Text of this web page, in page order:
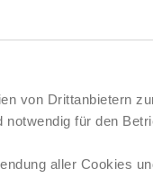
von Drittanbietern
für den
aller Cookies
Umzug
zum
erstmals